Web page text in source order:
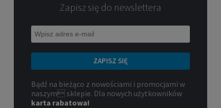
Zapisz się do newslettera
ZAPISZ SIĘ
Bądź na bieżąco z nowościami i promocjami w
naszym sklepie. Dla nowych użytkowników
karta rabatowa!